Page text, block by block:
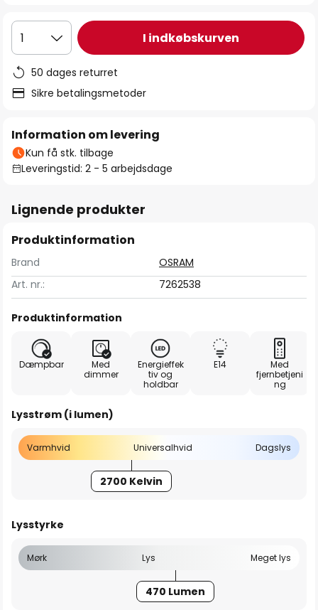
1 I indkøbskurven
50 dages returret
Sikre betalingsmetoder
Information om levering
Kun få stk. tilbage
Leveringstid: 2 - 5 arbejdsdage
Lignende produkter
Produktinformation
Brand
OSRAM
Art. nr.:
7262538
Produktinformation
Dæmpbar
Med
dimmer
Energieffek
tiv og
holdbar
E14
Med
fjernbetjeni
ng
Lysstrøm (i lumen)
Varmhvid Universalhvid Dagslys
2700 Kelvin
Lysstyrke
Mørk Lys Meget lys
470 Lumen